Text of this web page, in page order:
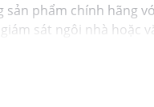
sản phẩm chính hãng
sát ngôi nhà hoặc
dõi mọi hoạt động
nay!"